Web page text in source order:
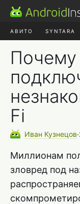
АВИТО SYNTARA
Почему
Fi
Иван Кузнецов∙
Миллионам
зловред под